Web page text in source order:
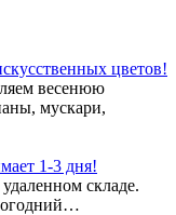
цветов!
весенюю
мускари,
1-3 дня!
складе.